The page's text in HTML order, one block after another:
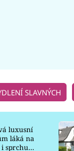
SLAVNÝCH
luxusní
láká na
i sprchu